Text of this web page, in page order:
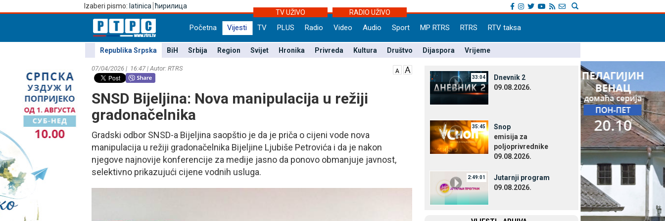
Izaberi pismo: latinica ћирилица
TV UŽIVO
RADIO UŽIVO
Početna Vijesti TV PLUS Radio Video Audio Sport MP RTRS RTRS RTV taksa
Republika Srpska BiH Srbija Region Svijet Hronika Privreda Kultura Društvo Dijaspora Vrijeme
07/04/2026 | 16:47 | Autor: RTRS
SNSD Bijeljina: Nova manipulacija u režiji
gradonačelnika
Gradski odbor SNSD-a Bijeljina saopštio je da je priča o cijeni vode nova
manipulacija u režiji gradonačelnika Bijeljine Ljubiše Petrovića i da je nakon
njegove najnovije konferencije za medije jasno da ponovo obmanjuje javnost,
selektivno prikazujući cijene vodnih usluga.
33:04
Dnevnik 2
09.08.2026.
35:45
Snop
emisija za
poljoprivrednike
09.08.2026.
2:49:01
Јutarnji program
09.08.2026.